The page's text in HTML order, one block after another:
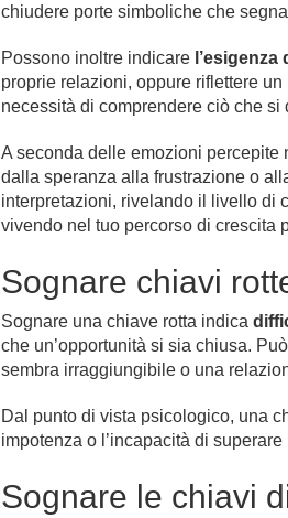
chiudere porte simboliche che
Possono inoltre indicare
proprie relazioni, oppure riflettere
necessità di comprendere ciò che si
A seconda delle emozioni
dalla speranza alla frustrazione o
interpretazioni, rivelando il livello di
vivendo nel tuo percorso di crescita
Sognare chiavi
Sognare una chiave rotta indica
che un’opportunità si sia chiusa.
sembra irraggiungibile o una
Dal punto di vista psicologico, una
impotenza o l’incapacità di
Sognare le chiavi